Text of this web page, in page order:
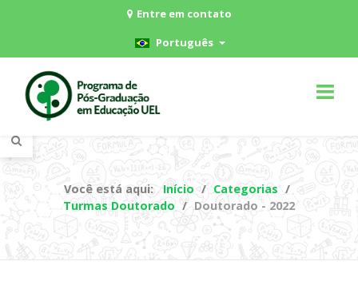
Entre em contato
Português
Você está aqui: Início
Categorias
Turmas Doutorado
Doutorado - 2022